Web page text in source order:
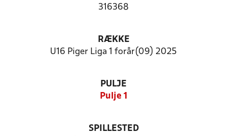
316368
RÆKKE
U16 Piger Liga 1 forår(09) 2025
PULJE
Pulje 1
SPILLESTED